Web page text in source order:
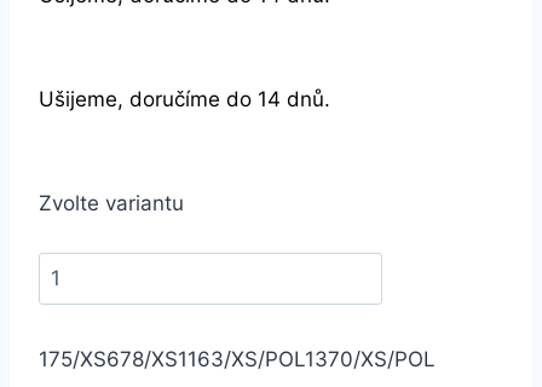
Ušijeme, doručíme do 14 dnů.
Zvolte variantu
175/XS678/XS1163/XS/POL1370/XS/POL